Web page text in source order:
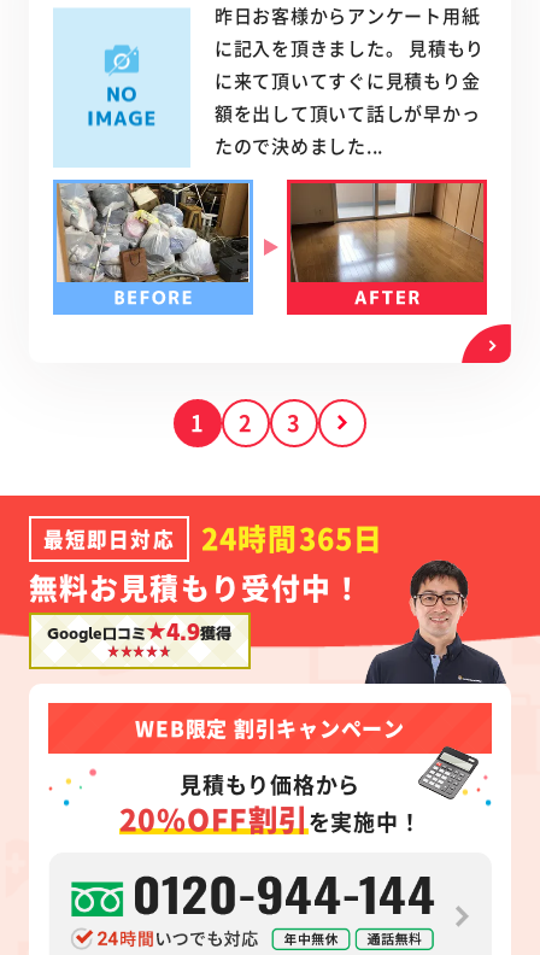
昨日お客様からアンケート用紙
に記入を頂きました。 見積もり
に来て頂いてすぐに見積もり金
額を出して頂いて話しが早かっ
たので決めました...
1 2 3
最短即日対応
24時間365日
無料お見積もり受付中！
Google口コミ★4.9獲得
WEB限定 割引キャンペーン
見積もり価格から
20%OFF割引を実施中！